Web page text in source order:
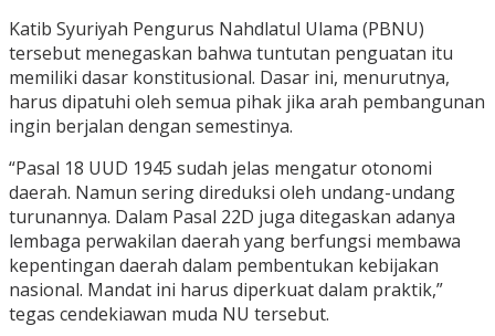
Katib Syuriyah Pengurus Nahdlatul Ulama (PBNU)
tersebut menegaskan bahwa tuntutan penguatan itu
memiliki dasar konstitusional. Dasar ini, menurutnya,
harus dipatuhi oleh semua pihak jika arah pembangunan
ingin berjalan dengan semestinya.
“Pasal 18 UUD 1945 sudah jelas mengatur otonomi
daerah. Namun sering direduksi oleh undang-undang
turunannya. Dalam Pasal 22D juga ditegaskan adanya
lembaga perwakilan daerah yang berfungsi membawa
kepentingan daerah dalam pembentukan kebijakan
nasional. Mandat ini harus diperkuat dalam praktik,”
tegas cendekiawan muda NU tersebut.